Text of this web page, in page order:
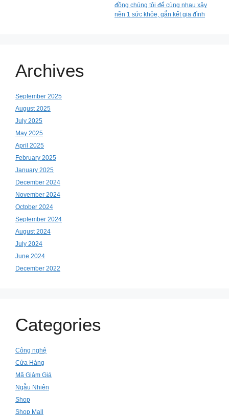
đồng chúng tôi để cùng nhau xây
nền 1 sức khỏe, gắn kết gia đình
Archives
September 2025
August 2025
July 2025
May 2025
April 2025
February 2025
January 2025
December 2024
November 2024
October 2024
September 2024
August 2024
July 2024
June 2024
December 2022
Categories
Công nghệ
Cửa Hàng
Mã Giảm Giá
Ngẫu Nhiên
Shop
Shop Mall